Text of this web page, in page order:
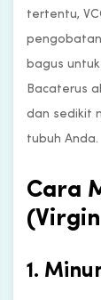
tertentu,
bagus
Bacaterus
dan sedikit
tubuh Anda.
Cara
1.